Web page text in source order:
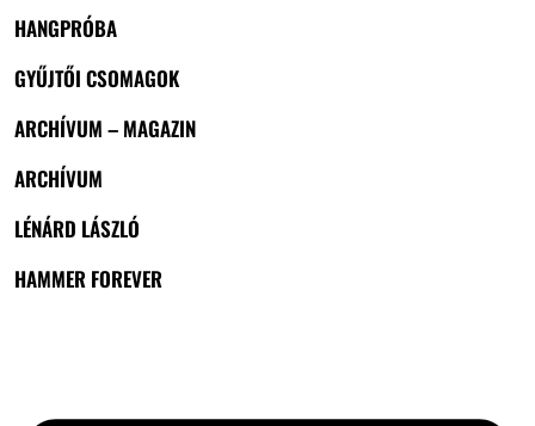
HANGPRÓBA
GYŰJTŐI CSOMAGOK
ARCHÍVUM – MAGAZIN
ARCHÍVUM
LÉNÁRD LÁSZLÓ
HAMMER FOREVER